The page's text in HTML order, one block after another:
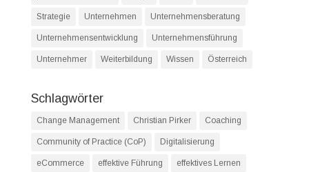
Strategie Unternehmen Unternehmensberatung
Unternehmensentwicklung Unternehmensführung
Unternehmer Weiterbildung Wissen Österreich
Schlagwörter
Change Management Christian Pirker Coaching
Community of Practice (CoP) Digitalisierung
eCommerce effektive Führung effektives Lernen